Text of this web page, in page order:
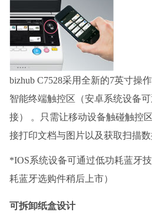
bizhub C7528采用全新的7英寸操
智能终端触控区（安卓系统设备
接） 。只需让移动设备触碰触控
接打印文档与图片以及获取扫描数
*IOS系统设备可通过低功耗蓝牙
耗蓝牙选购件稍后上市）
可拆卸纸盒设计